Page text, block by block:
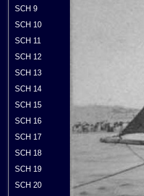
SCH 9
SCH 10
SCH 11
SCH 12
SCH 13
SCH 14
SCH 15
SCH 16
SCH 17
SCH 18
SCH 19
SCH 20